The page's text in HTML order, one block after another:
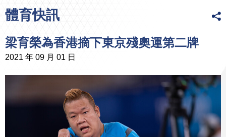
體育快訊
梁育榮為香港摘下東京殘奧運第二牌
2021 年 09 月 01 日